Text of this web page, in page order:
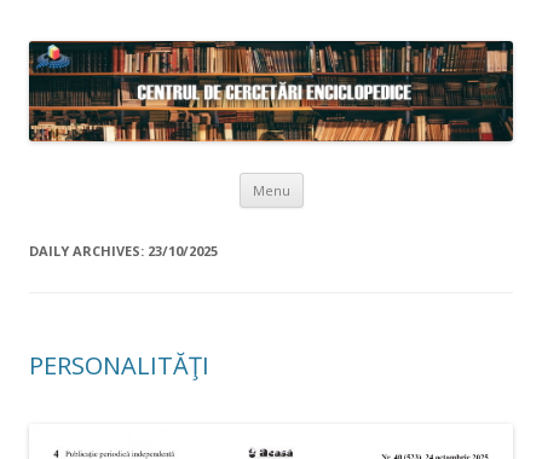
Menu Skip to content
DAILY ARCHIVES: 23/10/2025
PERSONALITĂŢI